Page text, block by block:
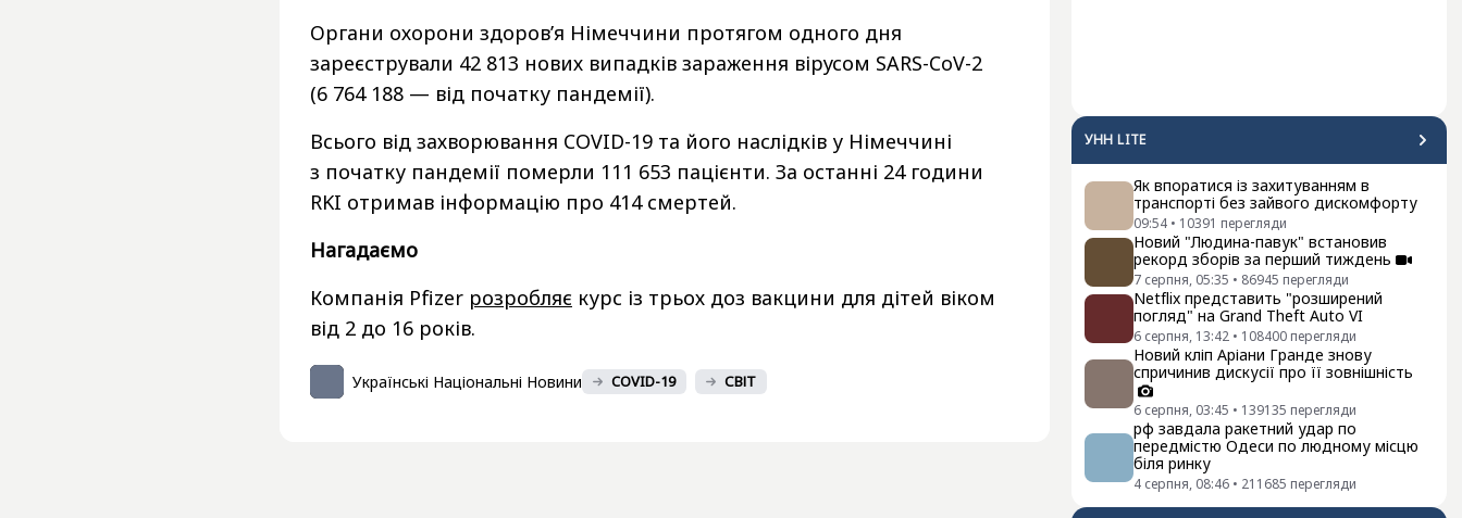
УНН LITE
Як впоратися із захитуванням в
транспорті без зайвого дискомфорту
09:54 • 10391 перегляди
Новий "Людина-павук" встановив
рекорд зборів за перший тиждень
7 серпня, 05:35 • 86945 перегляди
Netflix представить "розширений
погляд" на Grand Theft Auto VI
6 серпня, 13:42 • 108400 перегляди
Новий кліп Аріани Гранде знову
спричинив дискусії про її зовнішність
6 серпня, 03:45 • 139135 перегляди
рф завдала ракетний удар по
передмістю Одеси по людному місцю
біля ринку
4 серпня, 08:46 • 211685 перегляди
Органи охорони здоров’я Німеччини протягом одного дня
зареєстрували 42 813 нових випадків зараження вірусом SARS-CoV-2
(6 764 188 — від початку пандемії).
Всього від захворювання COVID-19 та його наслідків у Німеччині
з початку пандемії померли 111 653 пацієнти. За останні 24 години
RKI отримав інформацію про 414 смертей.
Нагадаємо
Компанія Pfizer розробляє курс із трьох доз вакцини для дітей віком
від 2 до 16 років.
Українські Національні Новини COVID-19 СВІТ